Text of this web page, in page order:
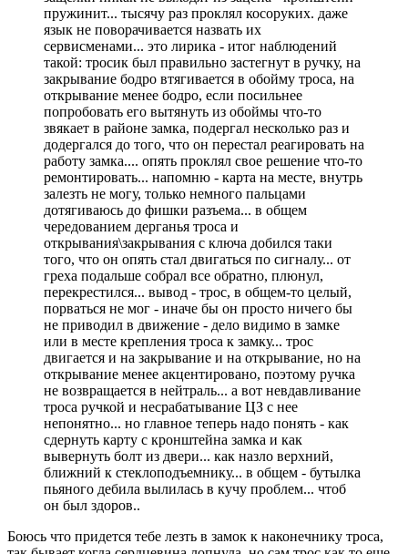
пружинит... тысячу раз проклял косоруких. даже
язык не поворачивается назвать их
сервисменами... это лирика - итог наблюдений
такой: тросик был правильно застегнут в ручку, на
закрывание бодро втягивается в обойму троса, на
открывание менее бодро, если посильнее
попробовать его вытянуть из обоймы что-то
звякает в районе замка, подергал несколько раз и
додергался до того, что он перестал реагировать на
работу замка.... опять проклял свое решение что-то
ремонтировать... напомню - карта на месте, внутрь
залезть не могу, только немного пальцами
дотягиваюсь до фишки разъема... в общем
чередованием дерганья троса и
открывания\закрывания с ключа добился таки
того, что он опять стал двигаться по сигналу... от
греха подальше собрал все обратно, плюнул,
перекрестился... вывод - трос, в общем-то целый,
порваться не мог - иначе бы он просто ничего бы
не приводил в движение - дело видимо в замке
или в месте крепления троса к замку... трос
двигается и на закрывание и на открывание, но на
открывание менее акцентировано, поэтому ручка
не возвращается в нейтраль... а вот невдавливание
троса ручкой и несрабатывание ЦЗ с нее
непонятно... но главное теперь надо понять - как
сдернуть карту с кронштейна замка и как
вывернуть болт из двери... как назло верхний,
ближний к стеклоподъемнику... в общем - бутылка
пьяного дебила вылилась в кучу проблем... чтоб
он был здоров..
Боюсь что придется тебе лезть в замок к наконечнику троса,